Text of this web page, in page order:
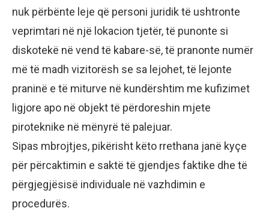
nuk përbënte leje që personi juridik të ushtronte
veprimtari në një lokacion tjetër, të punonte si
diskotekë në vend të kabare-së, të pranonte numër
më të madh vizitorësh se sa lejohet, të lejonte
praninë e të miturve në kundërshtim me kufizimet
ligjore apo në objekt të përdoreshin mjete
piroteknike në mënyrë të palejuar.
Sipas mbrojtjes, pikërisht këto rrethana janë kyçe
për përcaktimin e saktë të gjendjes faktike dhe të
përgjegjësisë individuale në vazhdimin e
procedurës.